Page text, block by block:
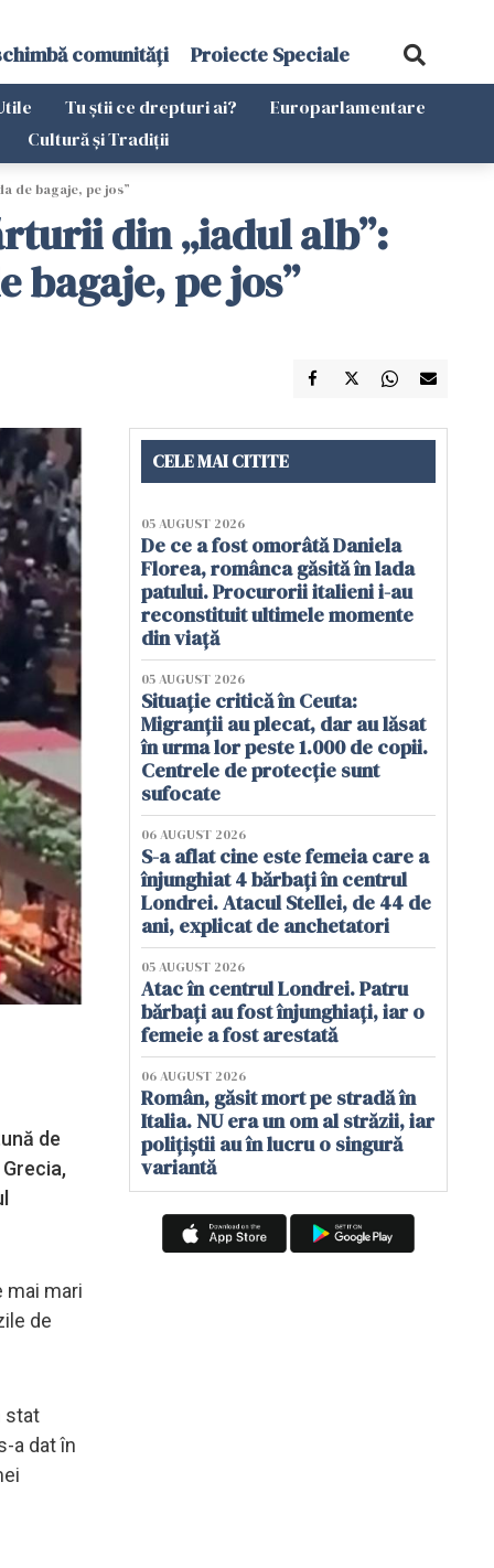
comunități Proiecte Speciale
Tu știi ce drepturi ai?
Europarlamentare
Cultură și Tradiții
de bagaje, pe jos”
din „iadul alb”:
bagaje, pe jos”
de
mai mari
de
stat
a dat în
CELE MAI CITITE
05 AUGUST 2026
De ce a fost omorâtă Daniela
Florea, românca găsită în lada
patului. Procurorii italieni i-au
reconstituit ultimele momente
din viață
05 AUGUST 2026
Situație critică în Ceuta:
Migranții au plecat, dar au lăsat
în urma lor peste 1.000 de copii.
Centrele de protecție sunt
sufocate
06 AUGUST 2026
S-a aflat cine este femeia care a
înjunghiat 4 bărbați în centrul
Londrei. Atacul Stellei, de 44 de
ani, explicat de anchetatori
05 AUGUST 2026
Atac în centrul Londrei. Patru
bărbați au fost înjunghiați, iar o
femeie a fost arestată
06 AUGUST 2026
Român, găsit mort pe stradă în
Italia. NU era un om al străzii, iar
polițiștii au în lucru o singură
variantă